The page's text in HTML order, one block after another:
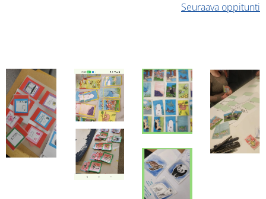
Seuraava oppitunti